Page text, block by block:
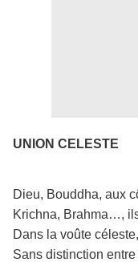
UN ION CELESTE
Dieu, Bouddha, aux
Krichna, Brahma…,
Dans la voûte
Sans distinction